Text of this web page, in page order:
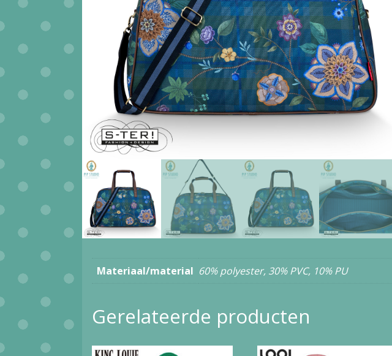
Materiaal/material 60% polyester, 30% PVC, 10% PU
Gerelateerde producten